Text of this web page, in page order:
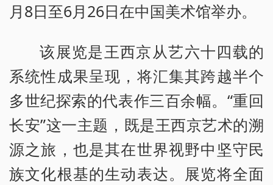
月8日至6月26日在中国美术馆举办。
该展览是王西京从艺六十四载的
系统性成果呈现，将汇集其跨越半个
多世纪探索的代表作三百余幅。“重回
长安”这一主题，既是王西京艺术的溯
源之旅，也是其在世界视野中坚守民
族文化根基的生动表达。展览将全面